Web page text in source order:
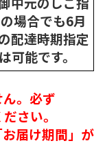
場合でも6月
配達時期指定
は可能です。
。必ず
さい。
届け期間」が